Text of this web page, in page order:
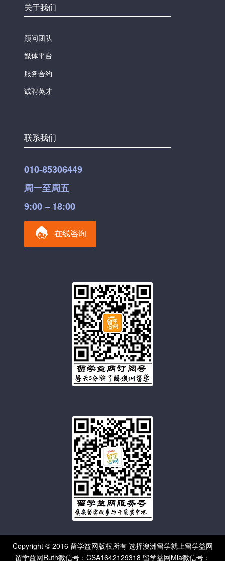
关于我们
顾问团队
媒体平台
服务合约
诚聘英才
联系我们
010-85306449
周一至周五
9:00 – 18:00
在线咨询
Copyright © 2016 留学益网版权所有 选择澳洲留学就上留学益网
留学益网Ruth微信号：CSA1642129318 留学益网Mia微信号：